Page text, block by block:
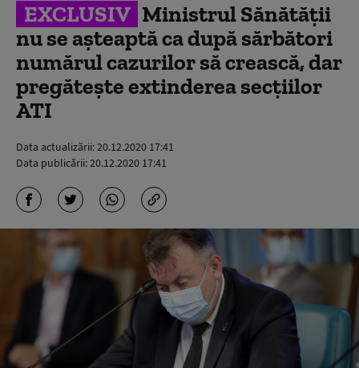
EXCLUSIV Ministrul Sănătății
nu se așteaptă ca după sărbători
numărul cazurilor să crească, dar
pregătește extinderea secțiilor
ATI
Data actualizării:20.12.2020 17:41
Data publicării:20.12.2020 17:41